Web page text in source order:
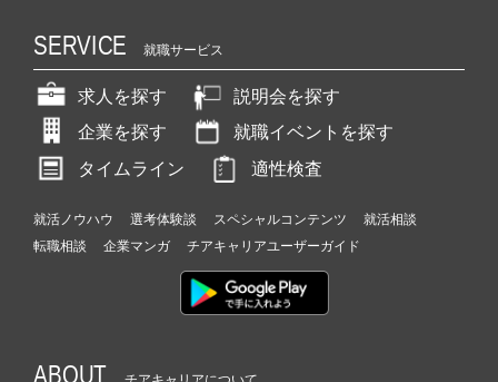
SERVICE 就職サービス
求人を探す
説明会を探す
企業を探す
就職イベントを探す
タイムライン
適性検査
就活ノウハウ 選考体験談 スペシャルコンテンツ
就活相談
転職相談
企業マンガ チアキャリアユーザーガイド
ABOUT